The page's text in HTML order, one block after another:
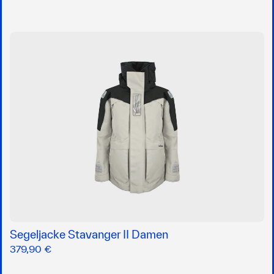
Segeljacke Stavanger II Damen
379,90 €